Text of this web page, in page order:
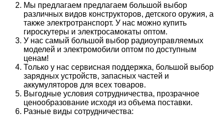
Мы предлагаем предлагаем большой выбор
различных видов конструкторов, детского оружия, а
также электротранспорт. У нас можно купить
гироскутеры и электросамокаты оптом.
У нас самый большой выбор радиоуправляемых
моделей и электромобили оптом по доступным
ценам!
Только у нас сервисная поддержка, большой выбор
зарядных устройств, запасных частей и
аккумуляторов для всех товаров.
Выгодные условия сотрудничества, прозрачное
ценообразование исходя из объема поставки.
Разные виды сотрудничества: